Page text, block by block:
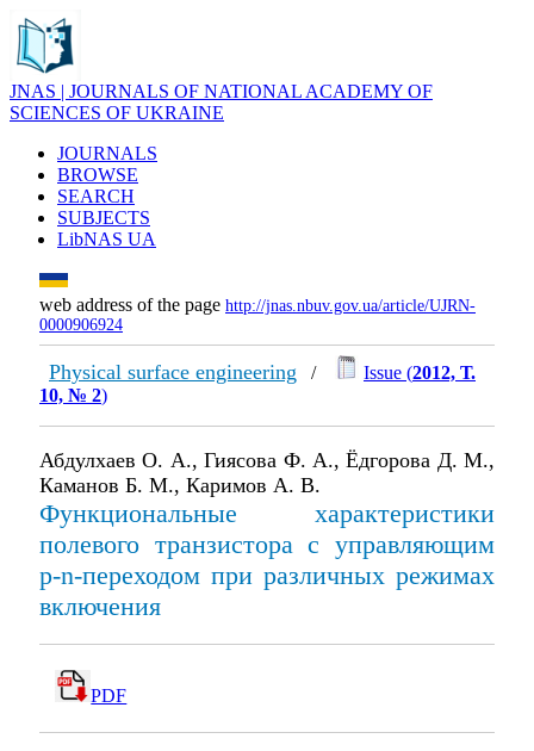
JNAS | JOURNALS OF NATIONAL ACADEMY OF
SCIENCES OF UKRAINE
JOURNALS
BROWSE
SEARCH
SUBJECTS
LibNAS UA
web address of the page http://jnas.nbuv.gov.ua/article/UJRN-
0000906924
Physical surface engineering / Issue (2012, Т.
10, № 2)
Абдулхаев О. А., Гиясова Ф. А., Ёдгорова Д. М.,
Каманов Б. М., Каримов А. В.
Функциональные характеристики
полевого транзистора с управляющим
р-n-переходом при различных режимах
включения
PDF